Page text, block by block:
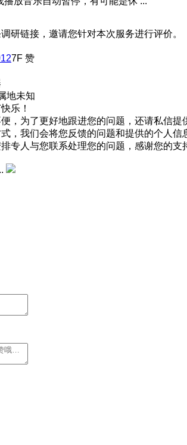
研链接，邀请您针对本次服务进行评价。
7F 赞
地未知
乐！
，为了更好地跟进您的问题，还请私信提
，我们会将您反馈的问题和提供的个人信
专人与您联系处理您的问题，感谢您的支